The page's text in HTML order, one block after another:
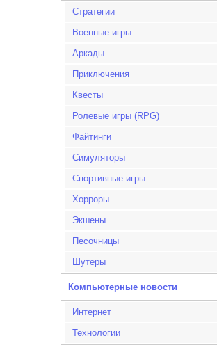
Стратегии
Военные игры
Аркады
Приключения
Квесты
Ролевые игры (RPG)
Файтинги
Симуляторы
Спортивные игры
Хорроры
Экшены
Песочницы
Шутеры
Компьютерные новости
Интернет
Технологии